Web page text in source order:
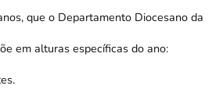
que o Departamento Diocesano da
em alturas específicas do ano: